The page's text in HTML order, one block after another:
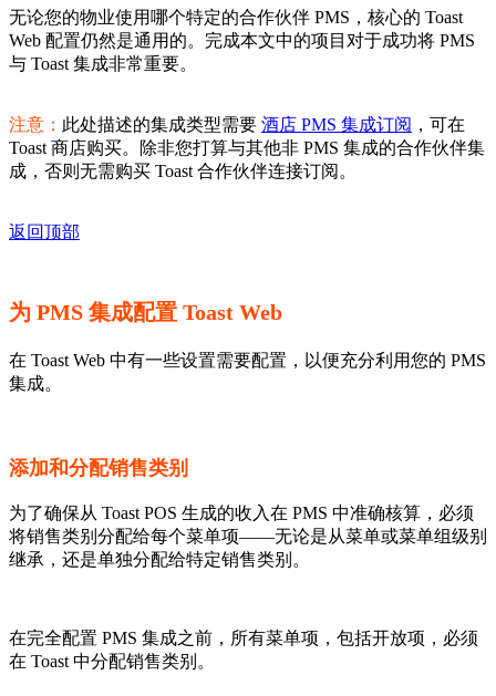
无论您的物业使用哪个特定的合作伙伴 PMS，核心的 Toast
Web 配置仍然是通用的。完成本文中的项目对于成功将 PMS
与 Toast 集成非常重要。
注意： 此处描述的集成类型需要 酒店 PMS 集成订阅 ，可在
Toast 商店购买。除非您打算与其他非 PMS 集成的合作伙伴集
成，否则无需购买 Toast 合作伙伴连接订阅。
返回顶部
为 PMS 集成配置 Toast Web
在 Toast Web 中有一些设置需要配置，以便充分利用您的 PMS
集成。
添加和分配销售类别
为了确保从 Toast POS 生成的收入在 PMS 中准确核算，必须
将销售类别分配给每个菜单项——无论是从菜单或菜单组级别
继承，还是单独分配给特定销售类别。
在完全配置 PMS 集成之前，所有菜单项，包括开放项，必须
在 Toast 中分配销售类别。